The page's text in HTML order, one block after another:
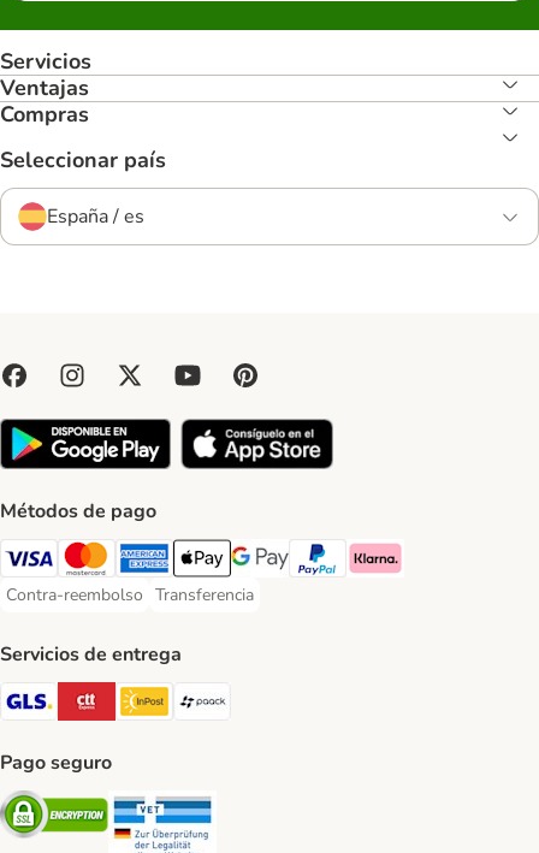
Servicios
Ventajas
Compras
Seleccionar país
España / es
Métodos de pago
Visa Payment Method
Mastercard Payment Method
American Express Payment Method
Apple Pay Payment Method
Google Pay Payment Method
PayPal Payment Method
Klarna Payment Method
Contra-reembolso
Contra-reembolso Payment Method
Transferencia
Transferencia Payment Method
Servicios de entrega
GLS Shipping Method
CTTExpress Shipping Method
InPost Shipping Method
Pago seguro
Security